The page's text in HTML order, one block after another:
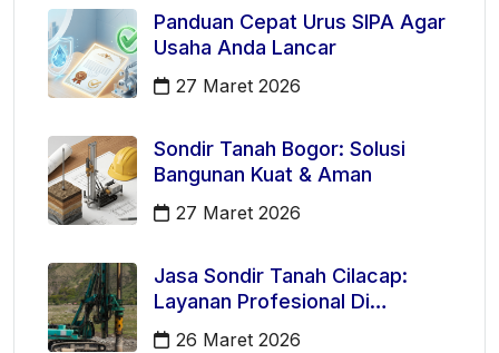
Panduan Cepat Urus SIPA Agar
Usaha Anda Lancar
27 Maret 2026
Sondir Tanah Bogor: Solusi
Bangunan Kuat & Aman
27 Maret 2026
Jasa Sondir Tanah Cilacap:
Layanan Profesional Di
Kecamatan Majenang
26 Maret 2026